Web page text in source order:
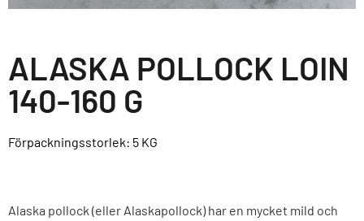
ALASKA POLLOCK LOIN
140-160 G
Förpackningsstorlek: 5 KG
Alaska pollock (eller Alaskapollock) har en mycket mild och